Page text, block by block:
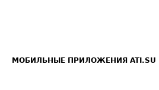
МОБИЛЬНЫЕ ПРИЛОЖЕНИЯ ATI.SU